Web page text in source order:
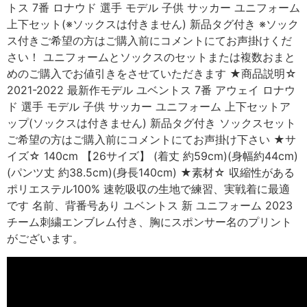
トス 7番 ロナウド 選手 モデル 子供 サッカー ユニフォーム
上下セット(※ソックスは付きません) 新品タグ付き ※ソック
ス付きご希望の方はご購入前にコメントにてお声掛けくだ
さい！ ユニフォームとソックスのセットまたは複数おまと
めのご購入でお値引きをさせていただきます ★商品説明☆
2021-2022 最新作モデル ユベントス 7番 アウェイ ロナウ
ド 選手 モデル 子供 サッカー ユニフォーム 上下セットア
ップ(ソックスは付きません) 新品タグ付き ソックスセット
ご希望の方はご購入前にコメントにてお声掛け下さい ★サ
イズ☆ 140cm 【26サイズ】 (着丈 約59cm)(身幅約44cm)
(パンツ丈 約38.5cm)(身長140cm) ★素材☆ 収縮性がある
ポリエステル100% 速乾吸収の生地で練習、実戦着に最適
です 名前、背番号あり ユベントス 新 ユニフォーム 2023
チーム刺繍エンブレム付き、胸にスポンサー名のプリント
がございます。